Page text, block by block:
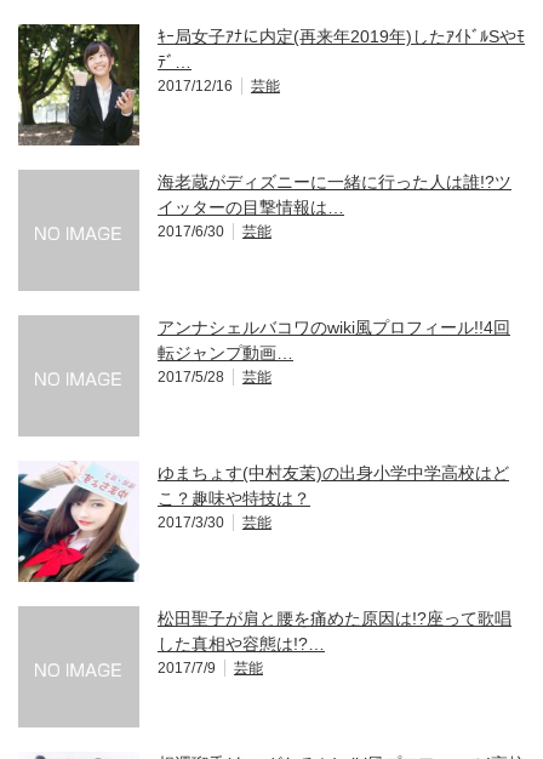
ｷｰ局女子ｱﾅに内定(再来年2019年)したｱｲﾄﾞﾙSやﾓ
ﾃﾞ…
2017/12/16 芸能
海老蔵がディズニーに一緒に行った人は誰!?ツ
イッターの目撃情報は…
2017/6/30 芸能
アンナシェルバコワのwiki風プロフィール!!4回
転ジャンプ動画…
2017/5/28 芸能
ゆまちょす(中村友茉)の出身小学中学高校はど
こ？趣味や特技は？
2017/3/30 芸能
松田聖子が肩と腰を痛めた原因は!?座って歌唱
した真相や容態は!?…
2017/7/9 芸能